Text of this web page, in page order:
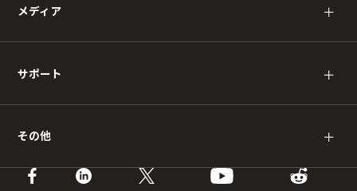
メディア ＋
サポート ＋
その他 ＋